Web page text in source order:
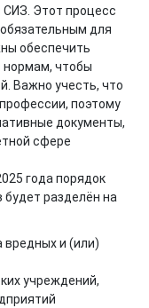
Этот процесс
для
обеспечить
нормам, чтобы
Важно учесть, что
поэтому
документы,
сфере
года порядок
разделён на
вредных и (или)
учреждений,